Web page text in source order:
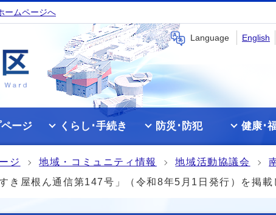
ームページへ
Language English
ページ くらし･手続き 防災･防犯 健康･
ジ 地域・コミュニティ情報 地域活動協議会
すき屋根ん通信第147号」（令和8年5月1日発行）を掲載